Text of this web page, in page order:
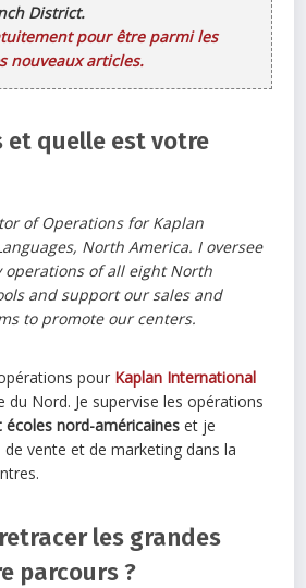
District.
pour être parmi les
nouveaux articles.
et quelle est votre
of Operations for Kaplan
North America. I oversee
operations of all eight North
and support our sales and
to promote our centers.
pour Kaplan International
du Nord. Je supervise les opérations
écoles nord-américaines et je
vente et de marketing dans la
les grandes
parcours ?